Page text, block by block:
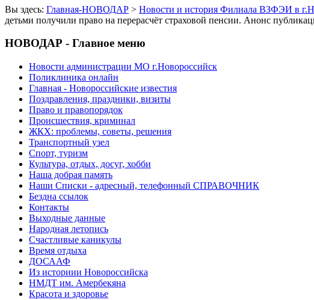
Вы здесь: Главная-НОВОДАР > Новости и история Филиала ВЗФЭИ в
детьми получили право на перерасчёт страховой пенсии. Анонс
НОВОДАР - Главное меню
Новости администрации МО г.Новороссийск
Поликлиника онлайн
Главная - Новороссийские известия
Поздравления, праздники, визиты
Право и правопорядок
Происшествия, криминал
ЖКХ: проблемы, советы, решения
Транспортный узел
Спорт, туризм
Культура, отдых, досуг, хобби
Наша добрая память
Наши Списки - адресный, телефонный СПРАВОЧНИК
Бездна ссылок
Контакты
Выходные данные
Народная летопись
Счастливые каникулы
Время отдыха
ДОСААФ
Из историии Новороссийска
НМДТ им. Амербекяна
Красота и здоровье